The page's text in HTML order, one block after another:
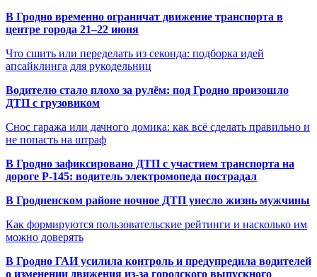
В Гродно временно ограничат движение транспорта в
центре города 21–22 июня
Что сшить или переделать из секонда: подборка идей
апсайклинга для рукодельниц
Водителю стало плохо за рулём: под Гродно произошло
ДТП с грузовиком
Снос гаража или дачного домика: как всё сделать правильно и
не попасть на штраф
В Гродно зафиксировано ДТП с участием транспорта на
дороге Р-145: водитель электромопеда пострадал
В Гродненском районе ночное ДТП унесло жизнь мужчины
Как формируются пользовательские рейтинги и насколько им
можно доверять
В Гродно ГАИ усилила контроль и предупредила водителей
о изменении движения из-за городского выпускного